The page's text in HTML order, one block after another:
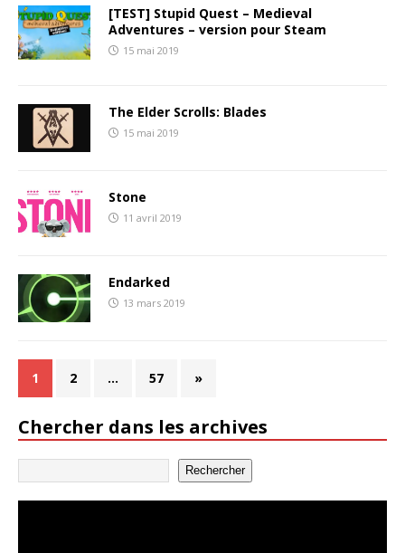
[TEST] Stupid Quest – Medieval
Adventures – version pour Steam
15 mai 2019
The Elder Scrolls: Blades
15 mai 2019
Stone
11 avril 2019
Endarked
13 mars 2019
1 2 … 57 »
Chercher dans les archives
Rechercher